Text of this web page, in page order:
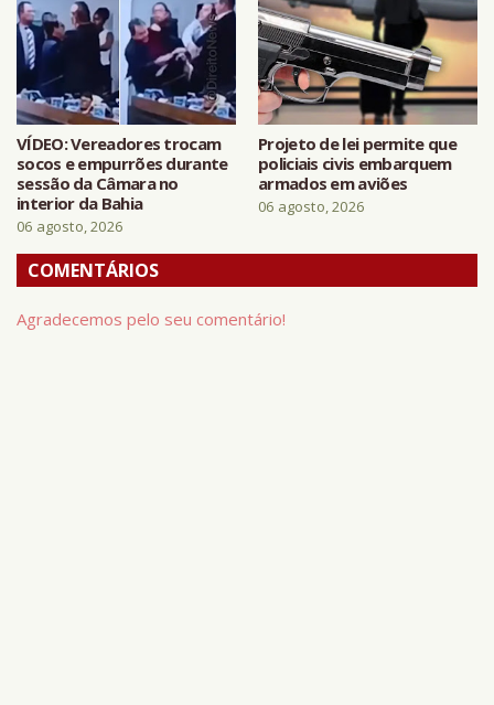
VÍDEO: Vereadores trocam
socos e empurrões durante
sessão da Câmara no
interior da Bahia
06 agosto, 2026
Projeto de lei permite que
policiais civis embarquem
armados em aviões
06 agosto, 2026
COMENTÁRIOS
Agradecemos pelo seu comentário!